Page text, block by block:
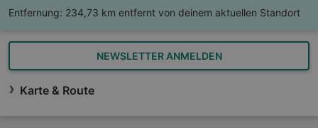
Entfernung: 234,73 km entfernt von deinem aktuellen Standort
NEWSLETTER ANMELDEN
Karte & Route